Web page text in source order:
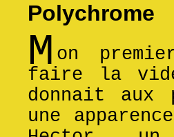
Polychrome
M on
faire la
donnait aux
une